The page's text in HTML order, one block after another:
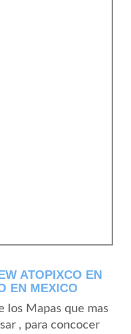
ATOPIXCO EN
EN MEXICO
los Mapas que mas
, para concocer